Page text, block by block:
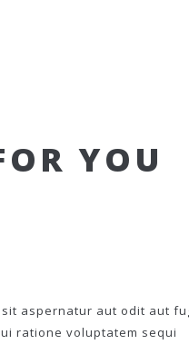
YOU
aspernatur aut odit aut
ratione voluptatem sequi